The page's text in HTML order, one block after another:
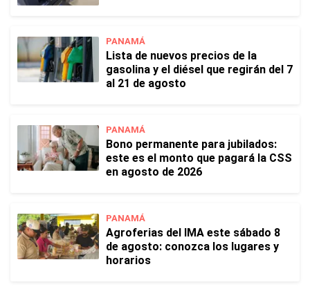
PANAMÁ
Lista de nuevos precios de la
gasolina y el diésel que regirán del 7
al 21 de agosto
PANAMÁ
Bono permanente para jubilados:
este es el monto que pagará la CSS
en agosto de 2026
PANAMÁ
Agroferias del IMA este sábado 8
de agosto: conozca los lugares y
horarios